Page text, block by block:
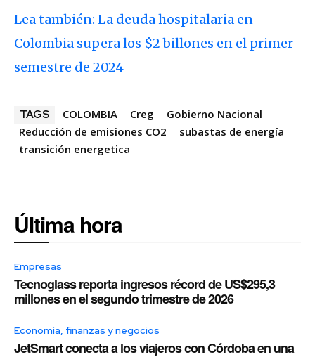
Lea también: La deuda hospitalaria en
Colombia supera los $2 billones en el primer
semestre de 2024
TAGS COLOMBIA Creg
Gobierno Nacional
Reducción de emisiones CO2
subastas de energía
transición energetica
Última hora
Empresas
Tecnoglass reporta ingresos récord de US$295,3
millones en el segundo trimestre de 2026
Economía, finanzas y negocios
JetSmart conecta a los viajeros con Córdoba en una